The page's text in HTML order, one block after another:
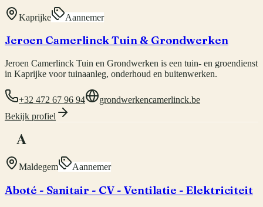
Kaprijke Aannemer
Jeroen Camerlinck Tuin & Grondwerken
Jeroen Camerlinck Tuin en Grondwerken is een tuin- en groendienst
in Kaprijke voor tuinaanleg, onderhoud en buitenwerken.
+32 472 67 96 94
grondwerkencamerlinck.be
Bekijk profiel
A
Maldegem Aannemer
Aboté - Sanitair - CV - Ventilatie - Elektriciteit